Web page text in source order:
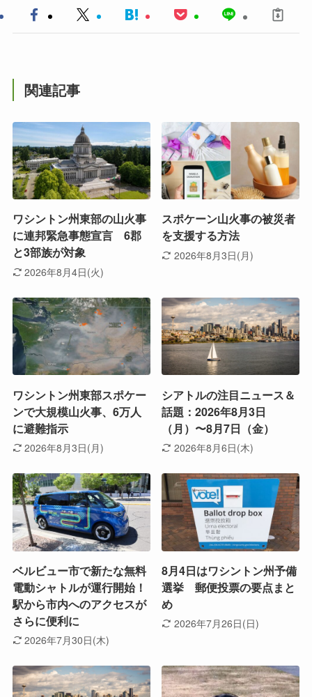
関連記事
ワシントン州東部の山火事
に連邦緊急事態宣言 6郡
と3部族が対象
2026年8月4日(火)
スポケーン山火事の被災者
を支援する方法
2026年8月3日(月)
ワシントン州東部スポケー
ンで大規模山火事、6万人
に避難指示
2026年8月3日(月)
シアトルの注目ニュース＆
話題：2026年8月3日
（月）〜8月7日（金）
2026年8月6日(木)
ベルビュー市で新たな無料
電動シャトルが運行開始！
駅から市内へのアクセスが
さらに便利に
2026年7月30日(木)
8月4日はワシントン州予備
選挙 郵便投票の要点まと
め
2026年7月26日(日)